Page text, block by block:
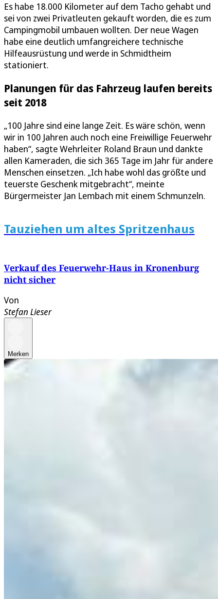
Es habe 18.000 Kilometer auf dem Tacho gehabt und
sei von zwei Privatleuten gekauft worden, die es zum
Campingmobil umbauen wollten. Der neue Wagen
habe eine deutlich umfangreichere technische
Hilfeausrüstung und werde in Schmidtheim
stationiert.
Planungen für das Fahrzeug laufen bereits
seit 2018
„100 Jahre sind eine lange Zeit. Es wäre schön, wenn
wir in 100 Jahren auch noch eine Freiwillige Feuerwehr
haben“, sagte Wehrleiter Roland Braun und dankte
allen Kameraden, die sich 365 Tage im Jahr für andere
Menschen einsetzen. „Ich habe wohl das größte und
teuerste Geschenk mitgebracht“, meinte
Bürgermeister Jan Lembach mit einem Schmunzeln.
Tauziehen um altes Spritzenhaus
Verkauf des Feuerwehr-Haus in Kronenburg
nicht sicher
Von
Stefan Lieser
Merken